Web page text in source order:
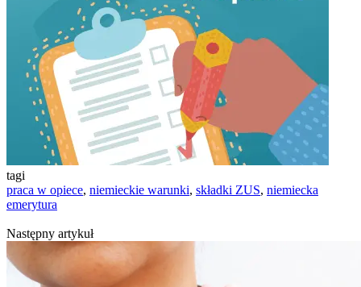
tagi
praca w opiece, niemieckie warunki, składki ZUS, niemiecka
emerytura
Następny artykuł